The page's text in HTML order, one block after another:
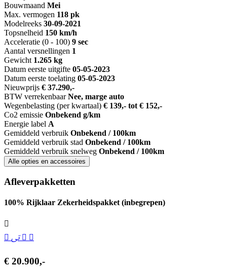
Bouwmaand Mei
Max. vermogen 118 pk
Modelreeks 30-09-2021
Topsnelheid 150 km/h
Acceleratie (0 - 100) 9 sec
Aantal versnellingen 1
Gewicht 1.265 kg
Datum eerste uitgifte 05-05-2023
Datum eerste toelating 05-05-2023
Nieuwprijs € 37.290,-
BTW verrekenbaar Nee, marge auto
Wegenbelasting (per kwartaal) € 139,- tot € 152,-
Co2 emissie Onbekend g/km
Energie label A
Gemiddeld verbruik Onbekend / 100km
Gemiddeld verbruik stad Onbekend / 100km
Gemiddeld verbruik snelweg Onbekend / 100km
Alle opties en accessoires
Afleverpakketten
100% Rijklaar Zekerheidspakket (inbegrepen)
€ 20.900,-